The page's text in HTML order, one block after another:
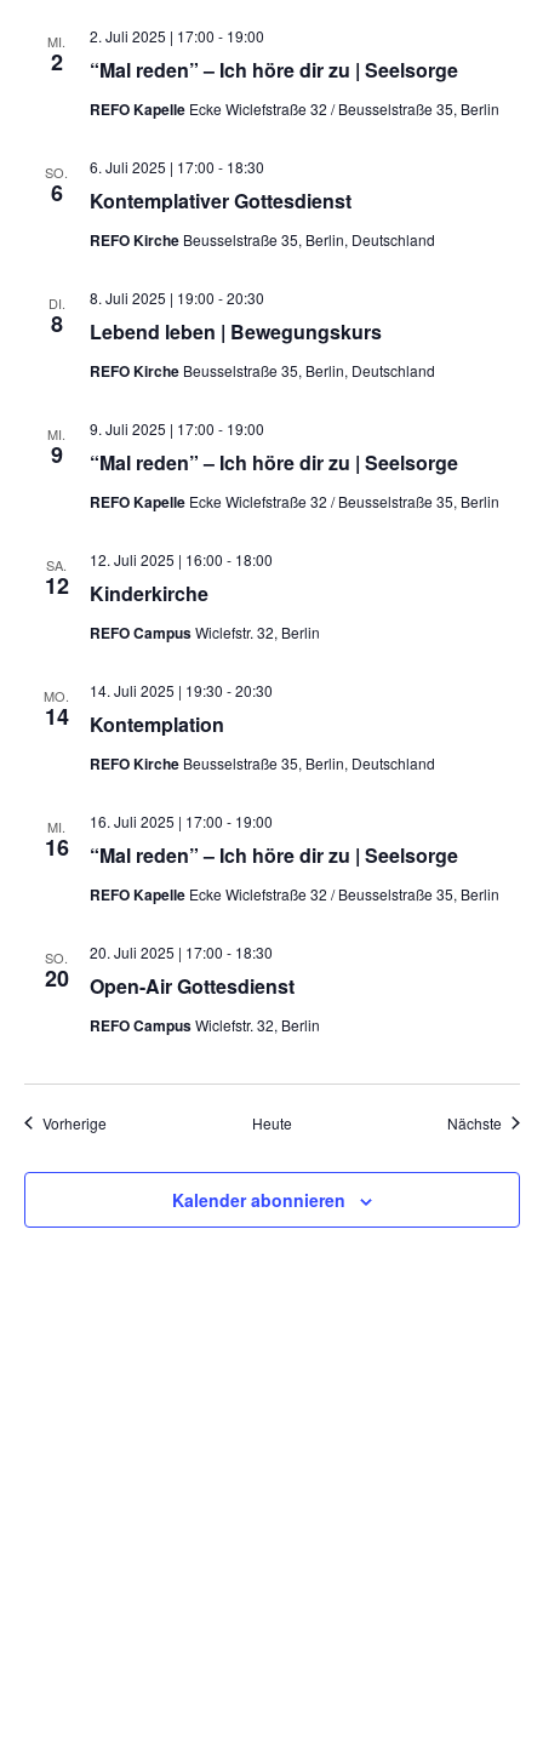
MI.
2 “Mal reden” – Ich höre dir zu | Seelsorge
2. Juli 2025 | 17:00 - 19:00
REFO Kapelle Ecke Wiclefstraße 32 / Beusselstraße 35, Berlin
SO.
6 Kontemplativer Gottesdienst
6. Juli 2025 | 17:00 - 18:30
REFO Kirche Beusselstraße 35, Berlin, Deutschland
DI.
8 Lebend leben | Bewegungskurs
8. Juli 2025 | 19:00 -20:30
REFO Kirche Beusselstraße 35, Berlin, Deutschland
MI.
9 “Mal reden” – Ich höre dir zu | Seelsorge
9. Juli 2025 | 17:00 - 19:00
REFO Kapelle Ecke Wiclefstraße 32 / Beusselstraße 35, Berlin
SA.
12 Kinderkirche
12. Juli 2025 | 16:00 - 18:00
REFO CampusWiclefstr. 32, Berlin
MO.
14 Kontemplation
14. Juli 2025 | 19:30 -20:30
REFO Kirche Beusselstraße 35, Berlin, Deutschland
MI.
16 “Mal reden” – Ich höre dir zu | Seelsorge
16. Juli 2025 | 17:00 - 19:00
REFO Kapelle Ecke Wiclefstraße 32 / Beusselstraße 35, Berlin
SO.
20 Open-Air Gottesdienst
20. Juli 2025 | 17:00 - 18:30
REFO CampusWiclefstr. 32, Berlin
VorherigeVeranstaltungen Heute Nächste
Kalender abonnieren